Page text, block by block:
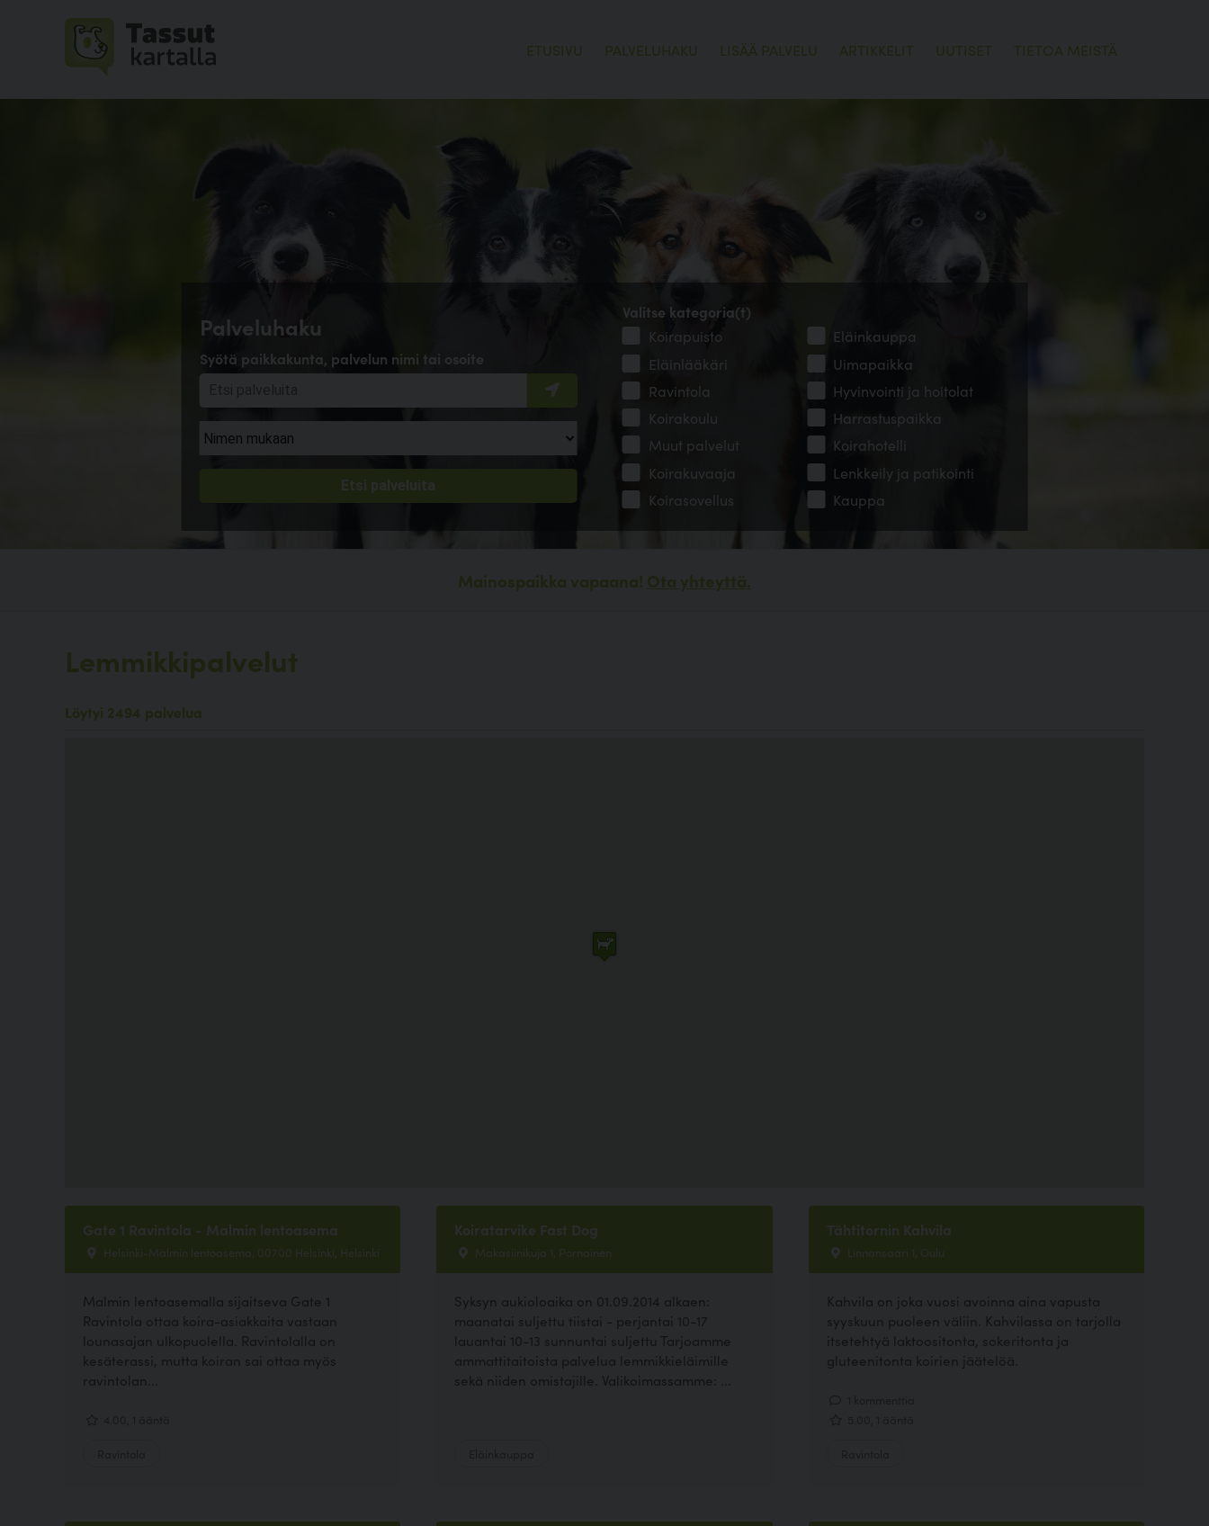
ETUSIVU PALVELUHAKU LISÄÄ PALVELU ARTIKKELIT UUTISET TIETOA MEISTÄ
Palveluhaku
Syötä paikkakunta, palvelun nimi tai osoite
Valitse kategoria(t)
Koirapuisto
Eläinkauppa
Eläinlääkäri
Uimapaikka
Ravintola
Hyvinvointi ja hoitolat
Koirakoulu
Harrastuspaikka
Muut palvelut
Koirahotelli
Koirakuvaaja
Lenkkeily ja patikointi
Koirasovellus
Kauppa
Mainospaikka vapaana! Ota yhteyttä.
Lemmikkipalvelut
Löytyi 2494 palvelua
Gate 1 Ravintola - Malmin lentoasema
Helsinki-Malmin lentoasema, 00700 Helsinki, Helsinki
Malmin lentoasemalla sijaitseva Gate 1
Ravintola ottaa koira-asiakkaita vastaan
lounasajan ulkopuolella. Ravintolalla on
kesäterassi, mutta koiran sai ottaa myös
ravintolan...
Koiratarvike Fast Dog
Makasiinikuja 1, Pornainen
Syksyn aukioloaika on 01.09.2014 alkaen:
maanatai suljettu tiistai - perjantai 10-17
lauantai 10-13 sunnuntai suljettu Tarjoamme
ammattitaitoista palvelua lemmikkieläimille
sekä niiden omistajille. Valikoimassamme: ...
Tähtitornin Kahvila
Linnansaari 1, Oulu
Kahvila on joka vuosi avoinna aina vapusta
syyskuun puoleen väliin. Kahvilassa on tarjolla
itsetehtyä laktoositonta, sokeritonta ja
gluteenitonta koirien jäätelöä.